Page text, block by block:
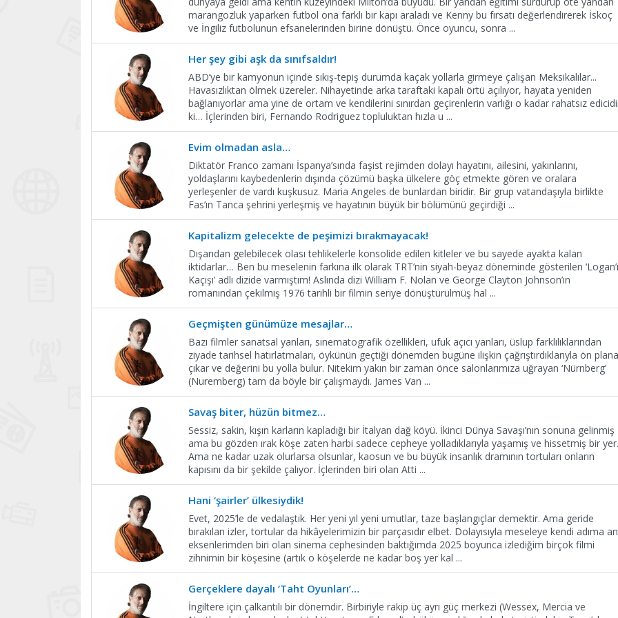
marangozluk yaparken futbol ona farklı bir kapı araladı ve Kenny bu fırsatı değerlendirerek İskoç
ve İngiliz futbolunun efsanelerinden birine dönüştü. Önce oyuncu, sonra ...
Her şey gibi aşk da sınıfsaldır!
ABD’ye bir kamyonun içinde sıkış-tepiş durumda kaçak yollarla girmeye çalışan Meksikalılar...
Havasızlıktan ölmek üzereler. Nihayetinde arka taraftaki kapalı örtü açılıyor, hayata yeniden
bağlanıyorlar ama yine de ortam ve kendilerini sınırdan geçirenlerin varlığı o kadar rahatsız
ki… İçlerinden biri, Fernando Rodriguez topluluktan hızla u ...
Evim olmadan asla…
Diktatör Franco zamanı İspanya’sında faşist rejimden dolayı hayatını, ailesini, yakınlarını,
yoldaşlarını kaybedenlerin dışında çözümü başka ülkelere göç etmekte gören ve oralara
yerleşenler de vardı kuşkusuz. Maria Angeles de bunlardan biridir. Bir grup vatandaşıyla birlikte
Fas’ın Tanca şehrini yerleşmiş ve hayatının büyük bir bölümünü geçirdiği ...
Kapitalizm gelecekte de peşimizi bırakmayacak!
Dışarıdan gelebilecek olası tehlikelerle konsolide edilen kitleler ve bu sayede ayakta kalan
iktidarlar… Ben bu meselenin farkına ilk olarak TRT’nin siyah-beyaz döneminde gösterilen
Kaçışı’ adlı dizide varmıştım! Aslında dizi William F. Nolan ve George Clayton Johnson’ın
romanından çekilmiş 1976 tarihli bir filmin seriye dönüştürülmüş hal ...
Geçmişten günümüze mesajlar…
Bazı filmler sanatsal yanları, sinematografik özellikleri, ufuk açıcı yanları, üslup farklılıklarından
ziyade tarihsel hatırlatmaları, öykünün geçtiği dönemden bugüne ilişkin çağrıştırdıklarıyla ön plana
çıkar ve değerini bu yolla bulur. Nitekim yakın bir zaman önce salonlarımıza uğrayan ‘Nürnberg’
(Nuremberg) tam da böyle bir çalışmaydı. James Van ...
Savaş biter, hüzün bitmez…
Sessiz, sakin, kışın karların kapladığı bir İtalyan dağ köyü. İkinci Dünya Savaşı’nın sonuna gelinmiş
ama bu gözden ırak köşe zaten harbi sadece cepheye yolladıklarıyla yaşamış ve hissetmiş bir yer.
Ama ne kadar uzak olurlarsa olsunlar, kaosun ve bu büyük insanlık dramının tortuları onların
kapısını da bir şekilde çalıyor. İçlerinden biri olan Atti ...
Hani ‘şairler’ ülkesiydik!
Evet, 2025’le de vedalaştık. Her yeni yıl yeni umutlar, taze başlangıçlar demektir. Ama geride
bırakılan izler, tortular da hikâyelerimizin bir parçasıdır elbet. Dolayısıyla meseleye kendi adıma
eksenlerimden biri olan sinema cephesinden baktığımda 2025 boyunca izlediğim birçok filmi
zihnimin bir köşesine (artık o köşelerde ne kadar boş yer kal ...
Gerçeklere dayalı ‘Taht Oyunları’…
İngiltere için çalkantılı bir dönemdir. Birbiriyle rakip üç ayrı güç merkezi (Wessex, Mercia ve